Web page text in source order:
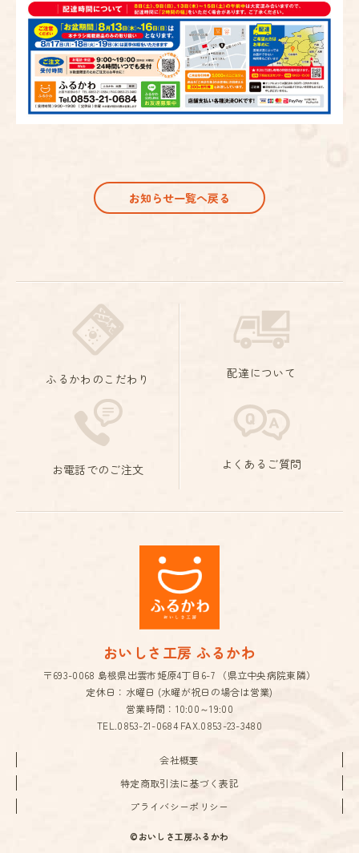
お知らせ一覧へ戻る
ふるかわのこだわり 配達について
お電話でのご注文 よくあるご質問
おいしさ工房 ふるかわ
〒693-0068 島根県出雲市姫原4丁目6-7 （県立中央病院東隣）
定休日：水曜日 (水曜が祝日の場合は営業)
営業時間：10:00～19:00
TEL.0853-21-0684FAX.0853-23-3480
会社概要
特定商取引法に基づく表記
プライバシーポリシー
©おいしさ工房ふるかわ